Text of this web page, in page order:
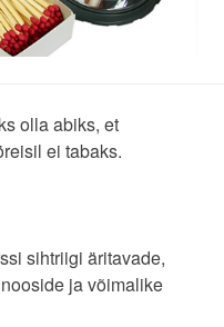
olla abiks, et
ei tabaks.
sihtriigi äritavade,
ja võimalike